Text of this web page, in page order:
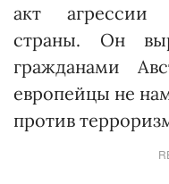
акт агрессии
страны. Он
гражданами
европейцы не
против